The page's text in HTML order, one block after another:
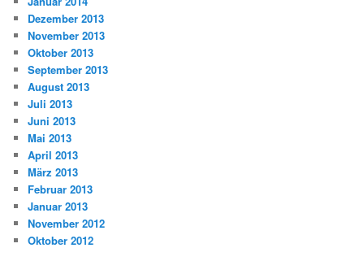
Dezember 2013
November 2013
Oktober 2013
September 2013
August 2013
Juli 2013
Juni 2013
Mai 2013
April 2013
März 2013
Februar 2013
Januar 2013
November 2012
Oktober 2012